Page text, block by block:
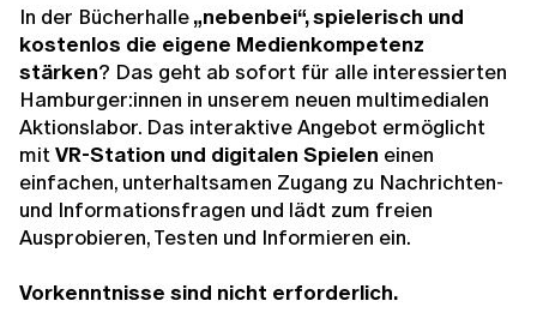
In der Bücherhalle„nebenbei“, spielerisch und
kostenlos die eigene Medienkompetenz
stärken? Das geht ab sofort für alle interessierten
Hamburger:innen in unserem neuen multimedialen
Aktionslabor. Das interaktive Angebot ermöglicht
mitVR-Station und digitalen Spielen einen
einfachen, unterhaltsamen Zugang zu Nachrichten-
und Informationsfragen und lädt zum freien
Ausprobieren, Testen und Informieren ein.
Vorkenntnisse sind nicht erforderlich.